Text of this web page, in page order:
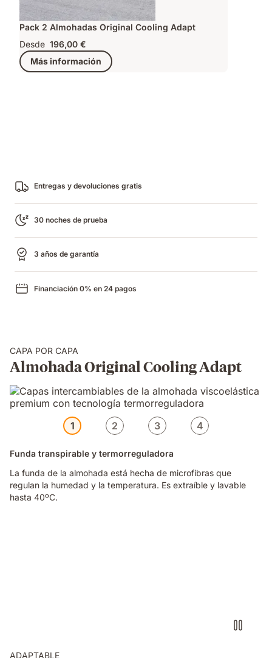
Pack 2 Almohadas Original Cooling Adapt
Desde 196,00 €
Más información
Entregas y devoluciones gratis
30 noches de prueba
3 años de garantía
Financiación 0% en 24 pagos
CAPA POR CAPA
Almohada Original Cooling Adapt
1 2 3 4
Funda transpirable y termorreguladora
La funda de la almohada está hecha de microfibras que
regulan la humedad y la temperatura. Es extraíble y lavable
hasta 40ºC.
su
ADAPTABLE